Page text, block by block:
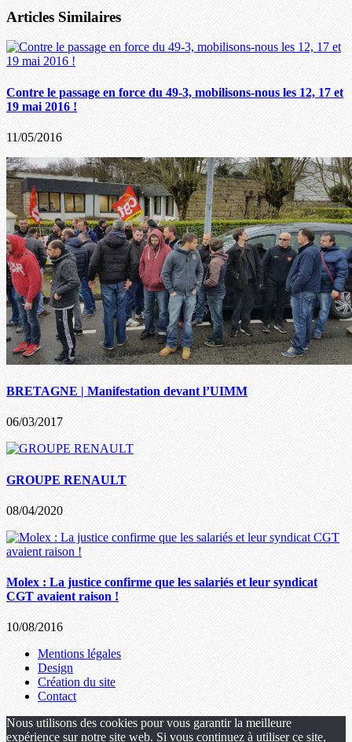
Articles Similaires
Contre le passage en force du 49-3, mobilisons-nous les 12, 17 et
19 mai 2016 !
11/05/2016
BRETAGNE | Manifestation devant l’UIMM
06/03/2017
GROUPE RENAULT
08/04/2020
Molex : La justice confirme que les salariés et leur syndicat
CGT avaient raison !
10/08/2016
Mentions légales
Design
Création du site
Contact
Nous utilisons des cookies pour vous garantir la meilleure
expérience sur notre site web. Si vous continuez à utiliser ce site,